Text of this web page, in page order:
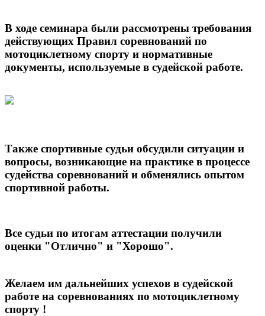
В ходе семинара были рассмотрены требования
действующих Правил соревнований по
мотоциклетному спорту и нормативные
документы, используемые в судейской работе.
Также спортивные судьи обсудили ситуации и
вопросы, возникающие на практике в процессе
судейства соревнований и обменялись опытом
спортивной работы.
Все судьи по итогам аттестации получили
оценки "Отлично" и "Хорошо".
Желаем им дальнейших успехов в судейской
работе на соревнованиях по мотоциклетному
спорту !